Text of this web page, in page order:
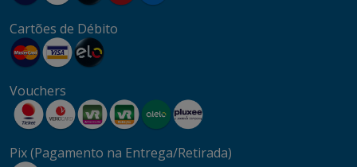
Cartões de Débito
Vouchers
Pix (Pagamento na Entrega/Retirada)